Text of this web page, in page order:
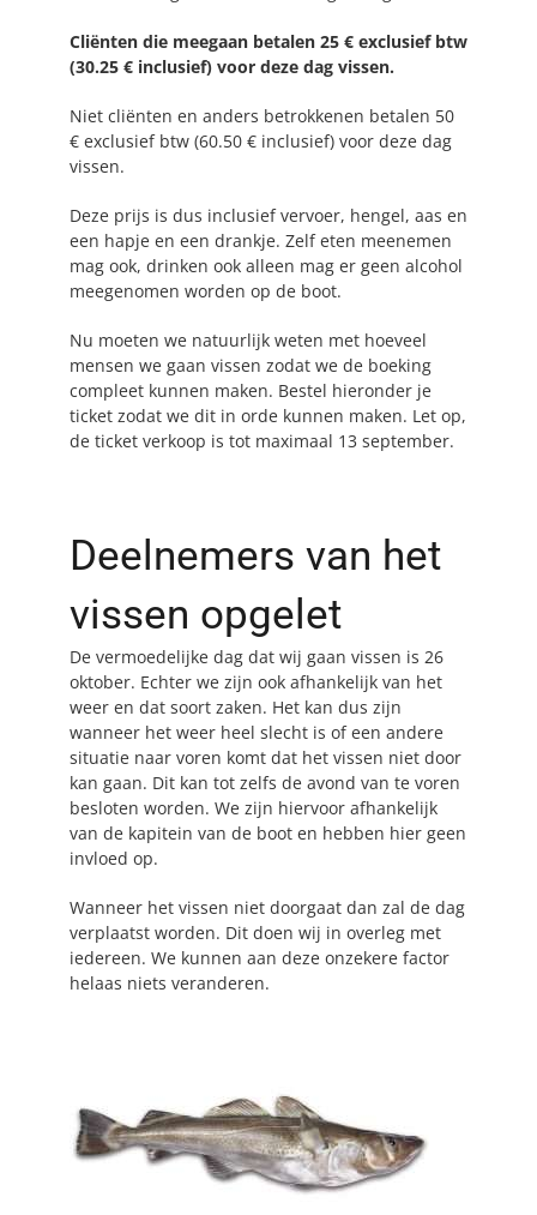
Cliënten die meegaan betalen 25 € exclusief btw
(30.25 € inclusief) voor deze dag vissen.
Niet cliënten en anders betrokkenen betalen 50
€ exclusief btw (60.50 € inclusief) voor deze dag
vissen.
Deze prijs is dus inclusief vervoer, hengel, aas en
een hapje en een drankje. Zelf eten meenemen
mag ook, drinken ook alleen mag er geen alcohol
meegenomen worden op de boot.
Nu moeten we natuurlijk weten met hoeveel
mensen we gaan vissen zodat we de boeking
compleet kunnen maken. Bestel hieronder je
ticket zodat we dit in orde kunnen maken. Let op,
de ticket verkoop is tot maximaal 13 september.
Deelnemers van het
vissen opgelet
De vermoedelijke dag dat wij gaan vissen is 26
oktober. Echter we zijn ook afhankelijk van het
weer en dat soort zaken. Het kan dus zijn
wanneer het weer heel slecht is of een andere
situatie naar voren komt dat het vissen niet door
kan gaan. Dit kan tot zelfs de avond van te voren
besloten worden. We zijn hiervoor afhankelijk
van de kapitein van de boot en hebben hier geen
invloed op.
Wanneer het vissen niet doorgaat dan zal de dag
verplaatst worden. Dit doen wij in overleg met
iedereen. We kunnen aan deze onzekere factor
helaas niets veranderen.